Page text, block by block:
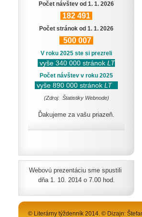
Počet návštev od 1. 1. 2026
182 491
Počet stránok od 1. 1. 2026
500 007
V roku 2025 ste si prezreli
vyše 340 000 stránok LT
Počet návštev v roku 2025
vyše 890 000 stránok LT
(Zdroj: Štatistiky Webnode)
Ďakujeme za vašu priazeň.
Webovú prezentáciu sme spustili
dňa 1. 10. 2014 o 7.00 hod.
© Literárny týždenník 2014. © Dizajn: